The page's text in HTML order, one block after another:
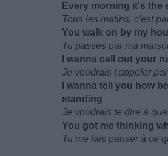
Every morning it's the
Tous les matins, c'est
You walk on by my
Tu passes par ma
I wanna call out your
Je voudrais t'appeler
I wanna tell you how
standing
Je voudrais te dire à
You got me thinking
Tu me fais penser à ce